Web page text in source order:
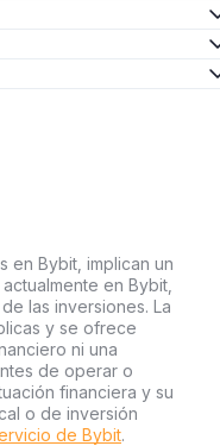
en Bybit, implican un
en Bybit,
las inversiones. La
y se ofrece
ni una
de operar o
financiera y su
o de inversión
de Bybit.